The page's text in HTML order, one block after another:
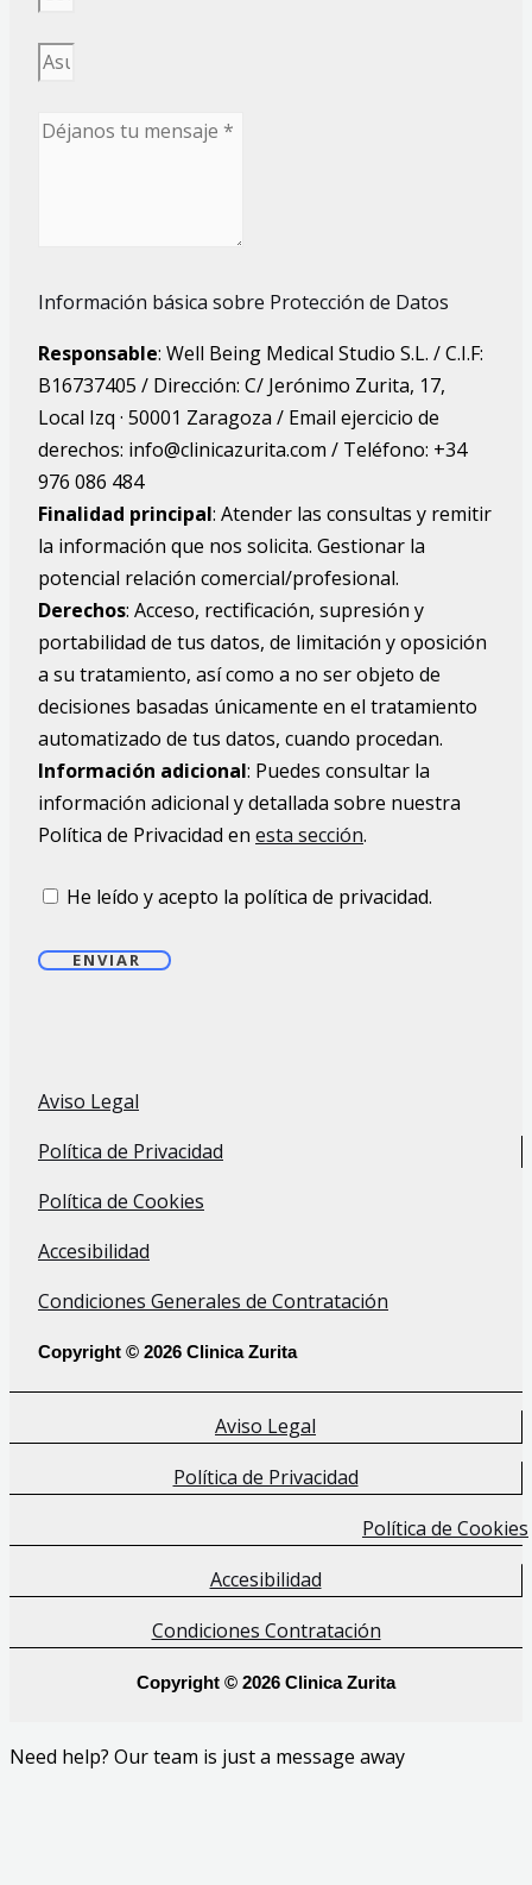
Información básica sobre Protección de Datos
Responsable: Well Being Medical Studio S.L. / C.I.F:
B16737405 / Dirección: C/ Jerónimo Zurita, 17,
Local Izq · 50001 Zaragoza / Email ejercicio de
derechos: info@clinicazurita.com / Teléfono: +34
976 086 484
Finalidad principal: Atender las consultas y remitir
la información que nos solicita. Gestionar la
potencial relación comercial/profesional.
Derechos: Acceso, rectificación, supresión y
portabilidad de tus datos, de limitación y oposición
a su tratamiento, así como a no ser objeto de
decisiones basadas únicamente en el tratamiento
automatizado de tus datos, cuando procedan.
Información adicional: Puedes consultar la
información adicional y detallada sobre nuestra
Política de Privacidad en esta sección.
He leído y acepto la política de privacidad.
ENVIAR
Aviso Legal
Política de Privacidad
Política de Cookies
Accesibilidad
Condiciones Generales de Contratación
Copyright © 2026 Clinica Zurita
Aviso Legal
Política de Privacidad
Política de Cookies
Accesibilidad
Condiciones Contratación
Copyright © 2026 Clinica Zurita
Need help? Our team is just a message away